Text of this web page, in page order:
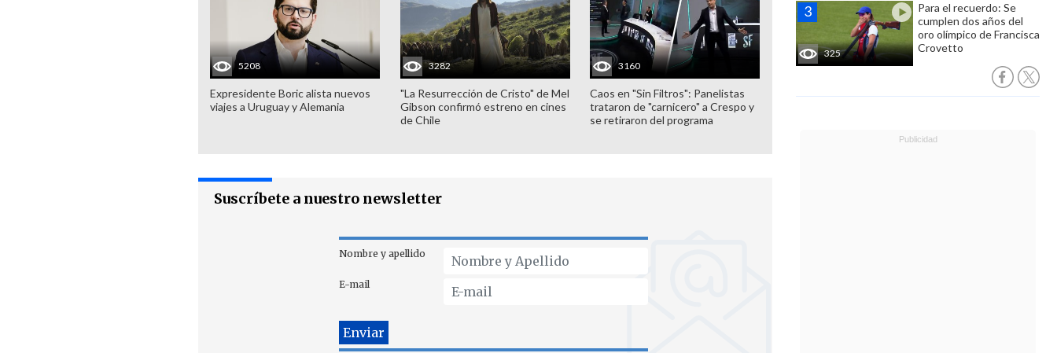
325
Para el recuerdo: Se
cumplen dos años del
oro olímpico de Francisca
Crovetto
5208
Expresidente Boric alista nuevos
viajes a Uruguay y Alemania
3282
"La Resurrección de Cristo" de Mel
Gibson confirmó estreno en cines
de Chile
3160
Caos en "Sin Filtros": Panelistas
trataron de "carnicero" a Crespo y
se retiraron del programa
Suscríbete a nuestro newsletter
Nombre y apellido
E-mail